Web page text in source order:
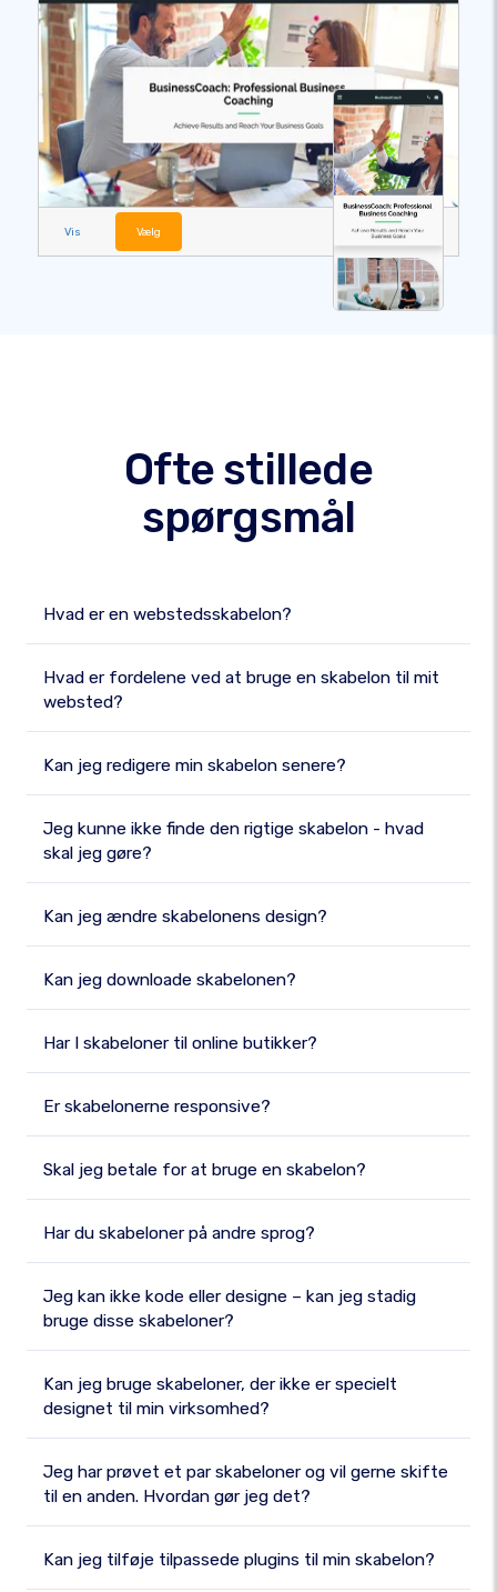
Vis Vælg
Ofte stillede
spørgsmål
Hvad er en webstedsskabelon?
Hvad er fordelene ved at bruge en skabelon til mit
websted?
Kan jeg redigere min skabelon senere?
Jeg kunne ikke finde den rigtige skabelon - hvad
skal jeg gøre?
Kan jeg ændre skabelonens design?
Kan jeg downloade skabelonen?
Har I skabeloner til online butikker?
Er skabelonerne responsive?
Skal jeg betale for at bruge en skabelon?
Har du skabeloner på andre sprog?
Jeg kan ikke kode eller designe – kan jeg stadig
bruge disse skabeloner?
Kan jeg bruge skabeloner, der ikke er specielt
designet til min virksomhed?
Jeg har prøvet et par skabeloner og vil gerne skifte
til en anden. Hvordan gør jeg det?
Kan jeg tilføje tilpassede plugins til min skabelon?